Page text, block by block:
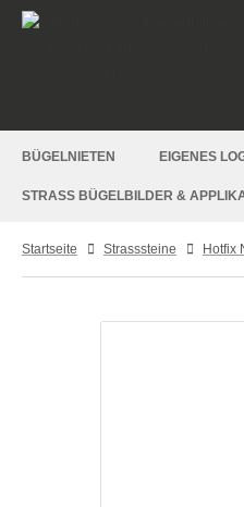
BÜGELNIETEN EIGENES
STRASS BÜGELBILDER &
Startseite Strasssteine